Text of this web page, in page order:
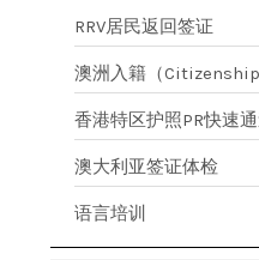
RRV居民返回签证
澳洲入籍（Citizenship
香港特区护照PR快速
澳大利亚签证体检
语言培训